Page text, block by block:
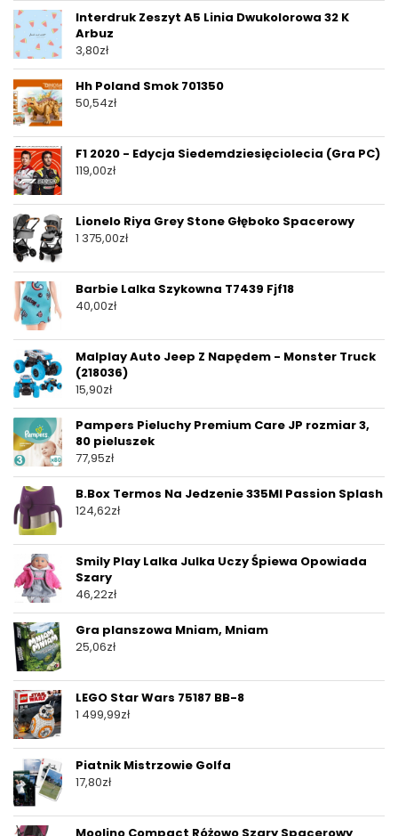
Interdruk Zeszyt A5 Linia Dwukolorowa 32 K
Arbuz
3,80zł
Hh Poland Smok 701350
50,54zł
F1 2020 - Edycja Siedemdziesięciolecia (Gra PC)
119,00zł
Lionelo Riya Grey Stone Głęboko Spacerowy
1 375,00zł
Barbie Lalka Szykowna T7439 Fjf18
40,00zł
Malplay Auto Jeep Z Napędem - Monster Truck
(218036)
15,90zł
Pampers Pieluchy Premium Care JP rozmiar 3,
80 pieluszek
77,95zł
B.Box Termos Na Jedzenie 335Ml Passion Splash
124,62zł
Smily Play Lalka Julka Uczy Śpiewa Opowiada
Szary
46,22zł
Gra planszowa Mniam, Mniam
25,06zł
LEGO Star Wars 75187 BB-8
1 499,99zł
Piatnik Mistrzowie Golfa
17,80zł